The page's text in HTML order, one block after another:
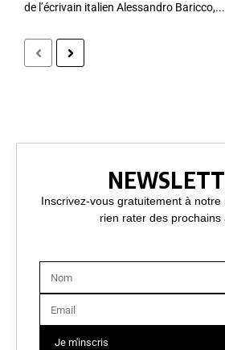
de l’écrivain italien Alessandro Baricco,...
Inscrivez-vous gratuitement à
rien rater des prochains
Je m'inscris